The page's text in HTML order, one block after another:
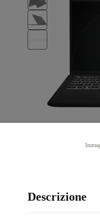
Descrizione